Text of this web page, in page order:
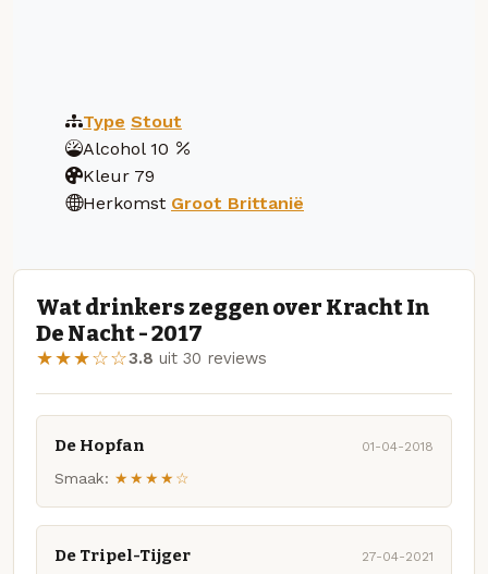
Type Stout
Alcohol 10
Kleur 79
Herkomst Groot Brittanië
Wat drinkers zeggen over Kracht In
De Nacht - 2017
★★★☆☆3.8 uit 30 reviews
De Hopfan 01-04-2018
Smaak: ★★★★☆
De Tripel-Tijger 27-04-2021